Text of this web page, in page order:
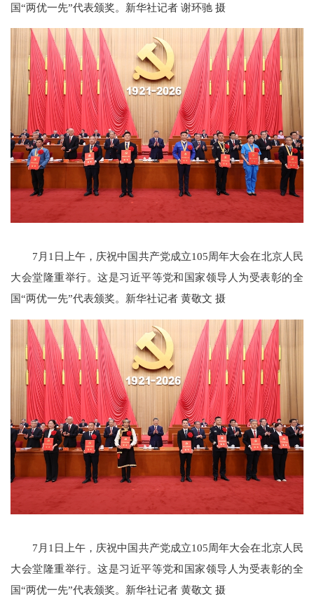
国“两优一先”代表颁奖。新华社记者 谢环驰 摄
7月1日上午，庆祝中国共产党成立105周年大会在北京人民
大会堂隆重举行。这是习近平等党和国家领导人为受表彰的全
国“两优一先”代表颁奖。新华社记者 黄敬文 摄
7月1日上午，庆祝中国共产党成立105周年大会在北京人民
大会堂隆重举行。这是习近平等党和国家领导人为受表彰的全
国“两优一先”代表颁奖。新华社记者 黄敬文 摄